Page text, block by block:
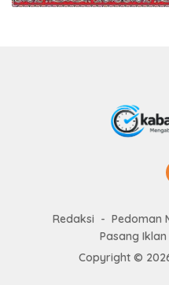
Redaksi Pedoman
Pasang Iklan
Copyright ©